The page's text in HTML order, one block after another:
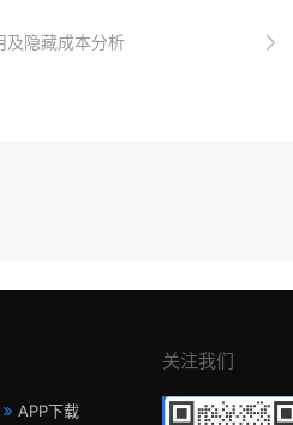
及隐藏成本分析
APP下载
关注我们